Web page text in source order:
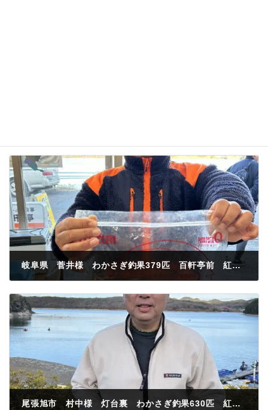
岐阜県 菅井様 わかさぎ釣果379匹 百軒亭前 紅サシ
尾張旭市 村中様 灯台裏 わかさぎ釣果630匹 紅サシ